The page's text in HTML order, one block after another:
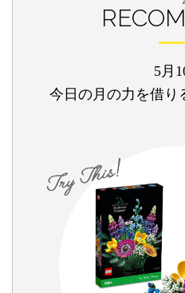
5月
今日の月の力を借り